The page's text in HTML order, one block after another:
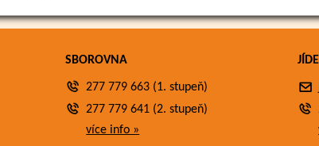
SBOROVNA
277 779 663 (1. stupeň)
277 779 641 (2. stupeň)
více info »